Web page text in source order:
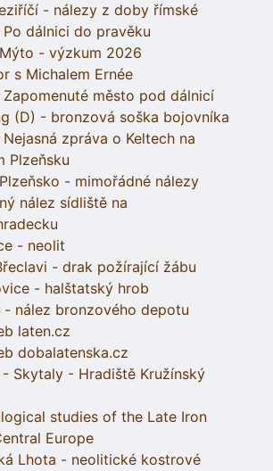
- nálezy z doby římské
dálnici do pravěku
- výzkum 2026
s Michalem Ernée
město pod dálnicí
(D) - bronzová soška bojovníka
zpráva o Keltech na
Plzeňsku
- mimořádné nálezy
nález sídliště na
- neolit
- drak požírající žábu
- halštatský hrob
- nález bronzového depotu
laten.cz
dobalatenska.cz
Skytaly - Hradiště Kružínský
studies of the Late Iron
Europe
Lhota - neolitické kostrové